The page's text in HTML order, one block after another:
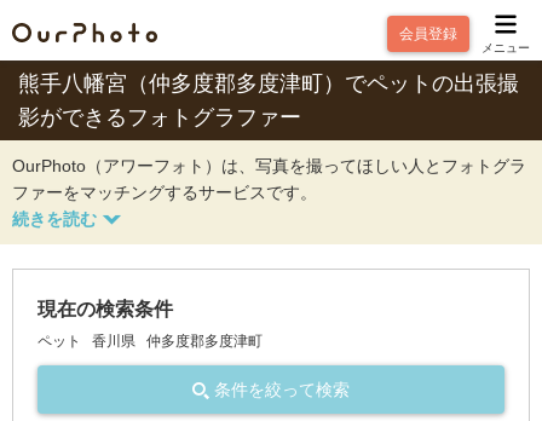
会員登録
メニュー
熊手八幡宮（仲多度郡多度津町）でペットの出張撮
影ができるフォトグラファー
OurPhoto（アワーフォト）は、写真を撮ってほしい人とフォトグラ
ファーをマッチングするサービスです。
現在の検索条件
ペット 香川県 仲多度郡多度津町
条件を絞って検索